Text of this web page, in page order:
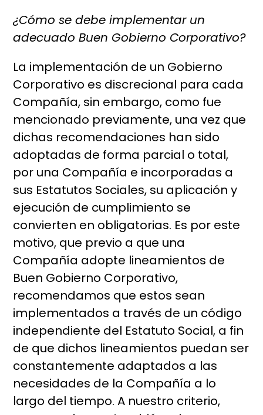
¿Cómo se debe implementar un
adecuado Buen Gobierno Corporativo?
La implementación de un Gobierno
Corporativo es discrecional para cada
Compañía, sin embargo, como fue
mencionado previamente, una vez que
dichas recomendaciones han sido
adoptadas de forma parcial o total,
por una Compañía e incorporadas a
sus Estatutos Sociales, su aplicación y
ejecución de cumplimiento se
convierten en obligatorias. Es por este
motivo, que previo a que una
Compañía adopte lineamientos de
Buen Gobierno Corporativo,
recomendamos que estos sean
implementados a través de un código
independiente del Estatuto Social, a fin
de que dichos lineamientos puedan ser
constantemente adaptados a las
necesidades de la Compañía a lo
largo del tiempo. A nuestro criterio,